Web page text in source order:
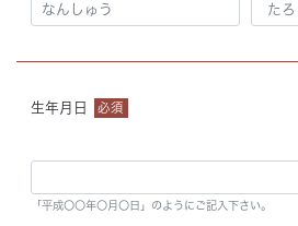
生年月日 必須
「平成〇〇年〇月〇日」のようにご記入下さい。